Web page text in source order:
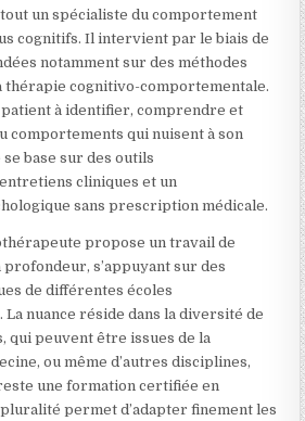
un spécialiste du comportement
cognitifs. Il intervient par le biais de
notamment sur des méthodes
thérapie cognitivo-comportementale.
patient à identifier, comprendre et
comportements qui nuisent à son
base sur des outils
cliniques et un
sans prescription médicale.
propose un travail de
s’appuyant sur des
de différentes écoles
nuance réside dans la diversité de
qui peuvent être issues de la
ou même d’autres disciplines,
une formation certifiée en
permet d’adapter finement les